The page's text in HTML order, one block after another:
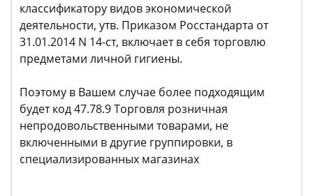
классификатору видов экономической
деятельности, утв. Приказом Росстандарта от
31.01.2014 N 14-ст, включает в себя торговлю
предметами личной гигиены.
Поэтому в Вашем случае более подходящим
будет код 47.78.9 Торговля розничная
непродовольственными товарами, не
включенными в другие группировки, в
специализированных магазинах